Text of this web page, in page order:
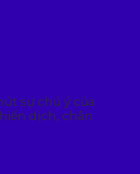
sự chú ý của
dịch, chân